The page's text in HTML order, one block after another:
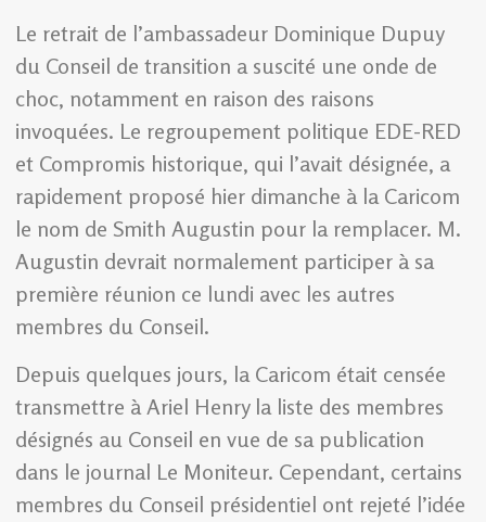
Le retrait de l’ambassadeur Dominique Dupuy
du Conseil de transition a suscité une onde de
choc, notamment en raison des raisons
invoquées. Le regroupement politique EDE-RED
et Compromis historique, qui l’avait désignée, a
rapidement proposé hier dimanche à la Caricom
le nom de Smith Augustin pour la remplacer. M.
Augustin devrait normalement participer à sa
première réunion ce lundi avec les autres
membres du Conseil.
Depuis quelques jours, la Caricom était censée
transmettre à Ariel Henry la liste des membres
désignés au Conseil en vue de sa publication
dans le journal Le Moniteur. Cependant, certains
membres du Conseil présidentiel ont rejeté l’idée